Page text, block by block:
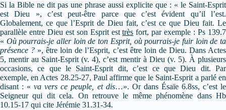
Si la Bible ne dit pas une phrase aussi explicite que : « le Saint-Esprit
est Dieu », c’est peut-être parce que c’est évident qu’il l’est.
Globalement, ce que l’Esprit de Dieu fait, c’est ce que Dieu fait. Le
parallèle entre Dieu est son Esprit esttrès fort, par exemple : Ps 139.7
« Où pourrais-je aller loin de ton Esprit, où pourrais-je fuir loin de ta
présence ? », être loin de l’Esprit, c’est être loin de Dieu. Dans Actes
5, mentir au Saint-Esprit (v. 4), c’est mentir à Dieu (v. 5). À plusieurs
occasions, ce que le Saint-Esprit dit, c’est ce que Dieu dit. Par
exemple, en Actes 28.25-27, Paul affirme que le Saint-Esprit a parlé en
disant : «va vers ce peuple, et dis…». Or dans Ésaïe 6.8ss, c’est le
Seigneur qui dit cela. On retrouve le même phénomène dans Hb
10.15-17 qui cite Jérémie 31.31-34.